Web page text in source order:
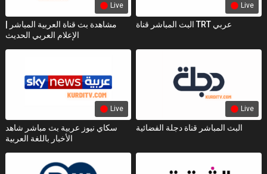
Live
مشاهدة بث قناة العربية المباشر |
الإعلام العربي الحديث
Live
البث المباشر قناة TRT عربي
Live
سكاي نيوز عربية بث مباشر شاهد
الأخبار باللغة العربية
Live
البث المباشر قناة دجلة الفضائية